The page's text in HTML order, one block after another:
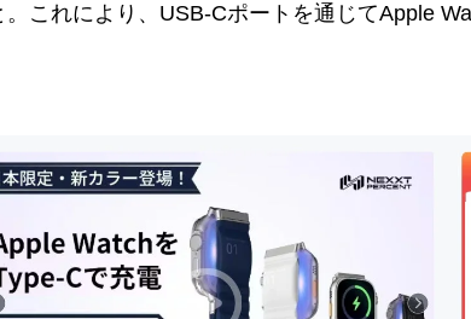
。これにより、USB-Cポートを通じてApple